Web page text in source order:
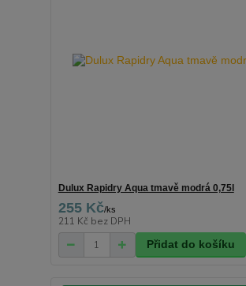
Dulux Rapidry Aqua tmavě modrá 0,75l
255 Kč/ks
211 Kč bez DPH
Přidat do košíku